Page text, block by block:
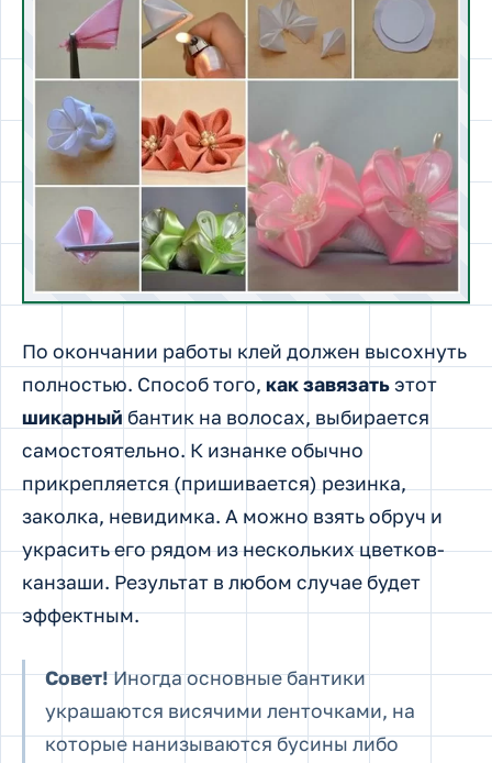
По окончании работы клей должен высохнуть
полностью. Способ того, как завязатьэтот
шикарный бантик на волосах, выбирается
самостоятельно. К изнанке обычно
прикрепляется (пришивается) резинка,
заколка, невидимка. А можно взять обруч и
украсить его рядом из нескольких цветков-
канзаши. Результат в любом случае будет
эффектным.
Совет!Иногда основные бантики
украшаются висячими ленточками, на
которые нанизываются бусины либо